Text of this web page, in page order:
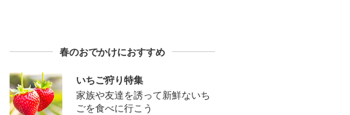
春のおでかけにおすすめ
いちご狩り特集
家族や友達を誘って新鮮ないち
ごを食べに行こう